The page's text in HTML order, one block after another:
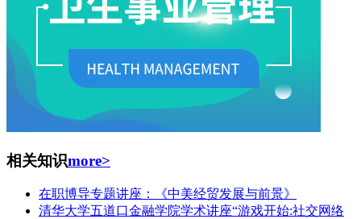
相关知识more>
在职博导专题讲座：《中美经贸发展与前景》
清华大学五道口金融学院学术讲座“游戏开始:社交网络